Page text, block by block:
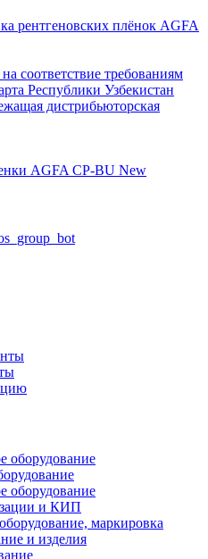
рентгеновских плёнок AGFA
соответствие требованиям
Республики Узбекистан
дистрибьюторская
AGFA CP-BU New
оборудование
оборудование
и КИП
маркировка
и изделия